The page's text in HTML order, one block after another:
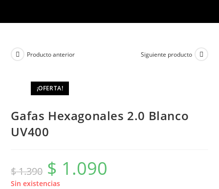
¡OFERTA!
Producto anterior Siguiente producto
Gafas Hexagonales 2.0 Blanco
UV400
$1.390
El
precio
original
era:
$ 1.090
Sin existencias